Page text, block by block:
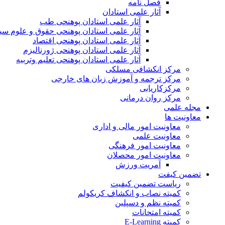
فصل نامه
آثار علمی استادان
آثار علمی استادان پوهنحی طب
آثار علمی استادان پوهنحی حقوق و علوم
آثار علمی استادان پوهنحی اقتصاد
آثار علمی استادان پوهنحی ژورنالیزم
آثار علمی استادان پوهنحی تعلیم وتربیه
مرکز انکشافی مسلکی
مرکز ترجمه و آموزش زبان های خارجی
مرکزکاریابی
مرکز روان درمانی
مجله علمی
معاونیت ها
معاونیت امور مالی و اداری
معاونیت علمی
معاونیت امور فرهنگی
معاونیت امور محصلان
آمریت ورزش
تضمین کیفت
ریاست تضمین کیفیت
کمیته نصاب و انکشاف کریکولم
کمیته نظم و دسپلین
کمیته امتحانات
کمیته E-Learning